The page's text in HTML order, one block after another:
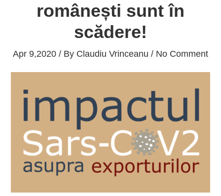
românești sunt în
scădere!
Apr 9,2020 / By Claudiu Vrinceanu / No Comment